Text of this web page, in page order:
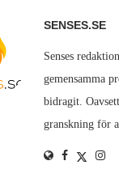
SENSES.SE
Senses
gemensamma
bidragit.
granskning för